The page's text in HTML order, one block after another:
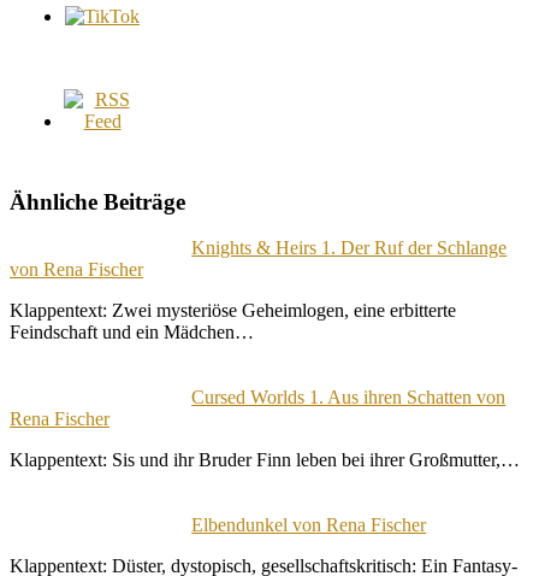
Ähnliche Beiträge
Knights & Heirs 1. Der Ruf der Schlange
von Rena Fischer
Klappentext: Zwei mysteriöse Geheimlogen, eine erbitterte
Feindschaft und ein Mädchen…
Cursed Worlds 1. Aus ihren Schatten von
Rena Fischer
Klappentext: Sis und ihr Bruder Finn leben bei ihrer Großmutter,…
Elbendunkel von Rena Fischer
Klappentext: Düster, dystopisch, gesellschaftskritisch: Ein Fantasy-